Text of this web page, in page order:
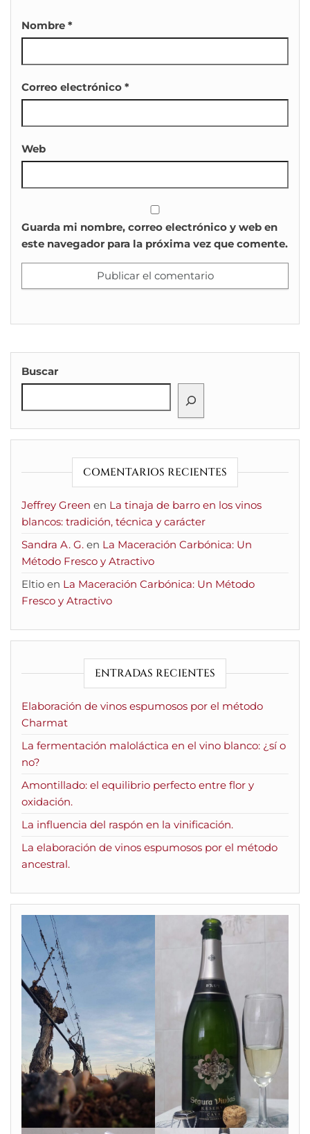
Nombre *
Correo electrónico *
Web
Guarda mi nombre, correo electrónico y web en
este navegador para la próxima vez que comente.
Buscar
COMENTARIOS RECIENTES
Jeffrey Green en La tinaja de barro en los vinos
blancos: tradición, técnica y carácter
Sandra A. G. en La Maceración Carbónica: Un
Método Fresco y Atractivo
Eltio en La Maceración Carbónica: Un Método
Fresco y Atractivo
ENTRADAS RECIENTES
Elaboración de vinos espumosos por el método
Charmat
La fermentación maloláctica en el vino blanco: ¿sí o
no?
Amontillado: el equilibrio perfecto entre flor y
oxidación.
La influencia del raspón en la vinificación.
La elaboración de vinos espumosos por el método
ancestral.